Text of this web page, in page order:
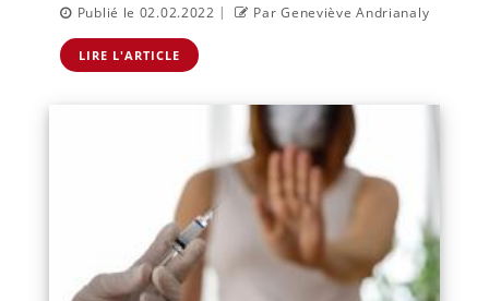
Publié le 02.02.2022 | Par Geneviève Andrianaly
LIRE L'ARTICLE